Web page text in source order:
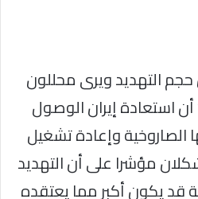
التهديد ويرى محللون
استعادة إيران الوصول
الصاروخية وإعادة تشغيل
مؤشرا على أن التهديد
قد يكون أكبر مما يعتقده